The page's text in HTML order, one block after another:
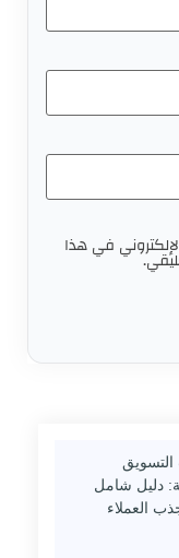
في هذا
دليل شامل
العملاء